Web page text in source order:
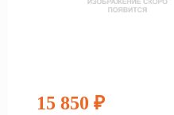
15 850 ₽